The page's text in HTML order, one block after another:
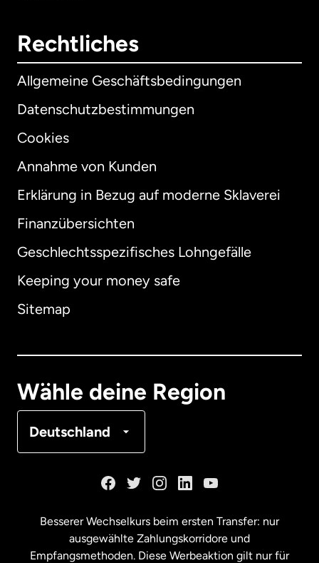
Rechtliches
Allgemeine Geschäftsbedingungen
Datenschutzbestimmungen
Cookies
Annahme von Kunden
Erklärung in Bezug auf moderne Sklaverei
Finanzübersichten
Geschlechtsspezifisches Lohngefälle
Keeping your money safe
Sitemap
Wähle deine Region
Deutschland
International English
Australien
Malaysia
Besserer Wechselkurs beim ersten Transfer: nur
ausgewählte Zahlungskorridore und
Empfangsmethoden. Diese Werbeaktion gilt nur für